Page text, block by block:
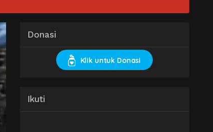
Donasi
Klik untuk Donasi
Ikuti